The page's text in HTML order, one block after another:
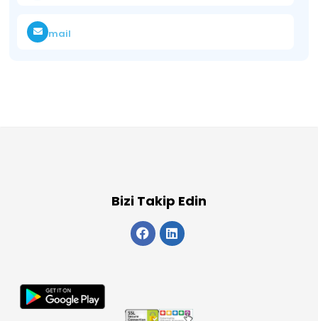
mail
Bizi Takip Edin